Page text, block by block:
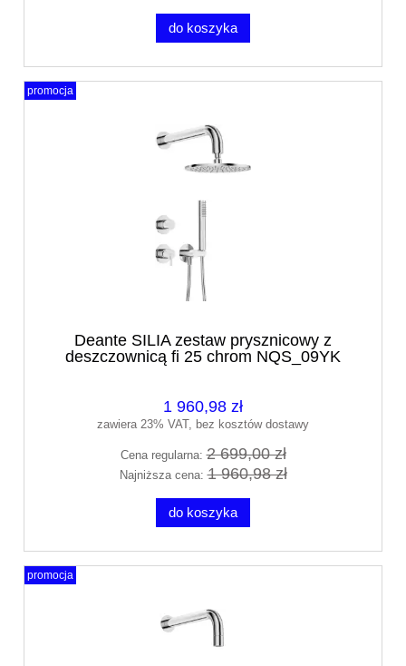
do koszyka
Deante SILIA zestaw prysznicowy z
deszczownicą fi 25 chrom NQS_09YK
1 960,98 zł
zawiera 23% VAT, bez kosztów dostawy
Cena regularna:2 699,00 zł
Najniższa cena:1 960,98 zł
do koszyka
promocja
promocja